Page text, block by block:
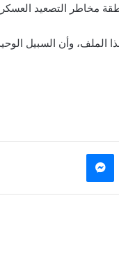
مخاطر التصعيد
وأن السبيل
ماسنجر